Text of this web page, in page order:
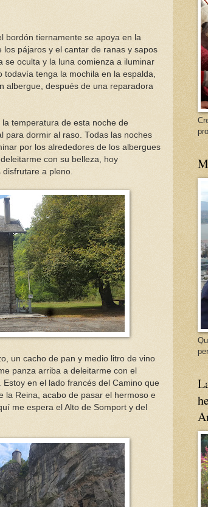
bordón tiernamente se apoya en la
pájaros y el cantar de ranas y sapos
se oculta y la luna comienza a iluminar
tenga la mochila en la espalda,
albergue, después de una reparadora
temperatura de esta noche de
para dormir al raso. Todas las noches
por los alrededores de los albergues
con su belleza, hoy
a pleno.
un cacho de pan y medio litro de vino
panza arriba a deleitarme con el
en el lado francés del Camino que
la Reina, acabo de pasar el hermoso e
me espera el Alto de Somport y del